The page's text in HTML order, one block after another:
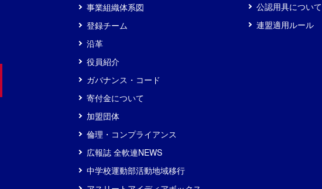
事業組織体系図
登録チーム
沿革
役員紹介
ガバナンス・コード
寄付金について
加盟団体
倫理・コンプライアンス
広報誌 全軟連NEWS
中学校運動部活動地域移行
公認用具について
連盟適用ルール